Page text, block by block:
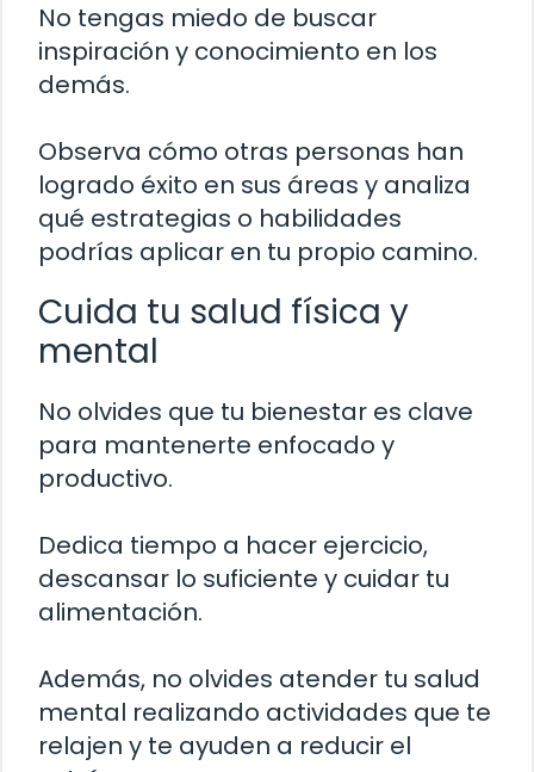
No tengas miedo de buscar
inspiración y conocimiento en los
demás.
Observa cómo otras personas han
logrado éxito en sus áreas y analiza
qué estrategias o habilidades
podrías aplicar en tu propio camino.
Cuida tu salud física y
mental
No olvides que tu bienestar es clave
para mantenerte enfocado y
productivo.
Dedica tiempo a hacer ejercicio,
descansar lo suficiente y cuidar tu
alimentación.
Además, no olvides atender tu salud
mental realizando actividades que te
relajen y te ayuden a reducir el